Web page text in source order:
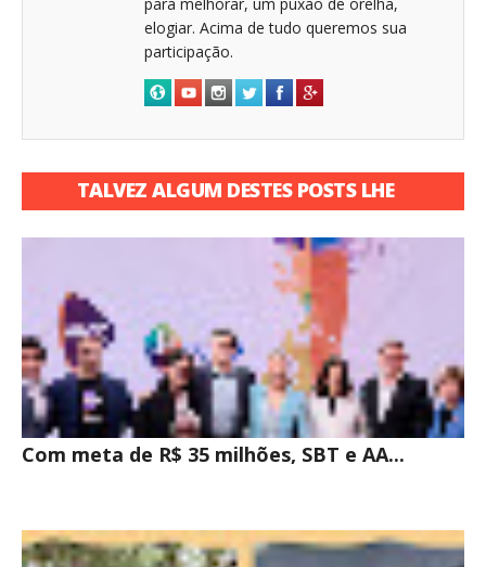
para melhorar, um puxão de orelha,
elogiar. Acima de tudo queremos sua
participação.
TALVEZ ALGUM DESTES POSTS LHE
Com meta de R$ 35 milhões, SBT e AA...